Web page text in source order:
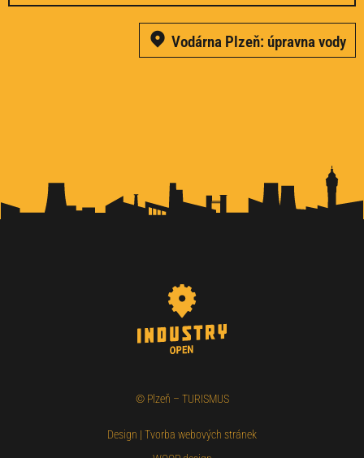
Vodárna Plzeň: úpravna vody
© Plzeň – TURISMUS
Design | Tvorba webových stránek